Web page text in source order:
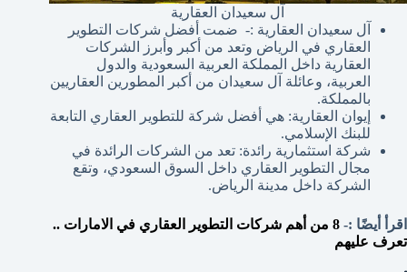
آل سعيدان العقارية
آل سعيدان العقارية :- ضمت أفضل شركات التطوير
العقاري في الرياض وتعد من أكبر وأبرز الشركات
العقارية داخل المملكة العربية السعودية والدول
العربية، وعائلة آل سعيدان من أكبر المطورين العقاريين
بالمملكة.
إيوان العقارية: هي أفضل شركة للتطوير العقاري التابعة
للبنك الإسلامي.
شركة استثمارية رائدة: تعد من الشركات الرائدة في
مجال التطوير العقاري داخل السوق السعودي، وتقع
الشركة داخل مدينة الرياض.
اقرأ أيضًا :-
8 من أهم شركات التطوير العقاري في الامارات ..
تعرف عليهم